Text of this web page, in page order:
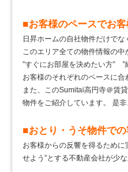
■お客様のペースでお
日昇ホームの自社物件だけでな
このエリア全ての物件情報の
”すぐにお部屋を決めたい方” ”
お客様のそれぞれのペースに
また、このSumitai高円寺＠賃
物件をご紹介しています。 是非
■おとり・うそ物件で
お客様からの反響を得るため
せよう”とする不動産会社が少